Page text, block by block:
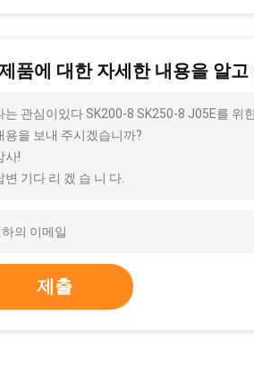
품에 대한 자세한 내용을 알
는 관심이있다 SK200-8 SK250-8 J05E를 위
용을 보내 주시겠습니까?
사!
변 기다 리 겠 습 니 다.
제출